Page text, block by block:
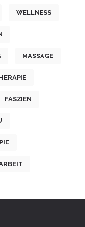
WELLNESS
MASSAGE
FASZIEN